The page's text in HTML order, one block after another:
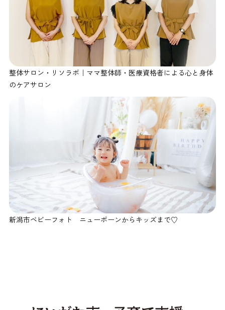
整体サロン・リソラボ｜ママ整体師・医療資格者による心と身体
のケアサロン
新潟市ベビーフォト ニューボーンからキッズまで♡